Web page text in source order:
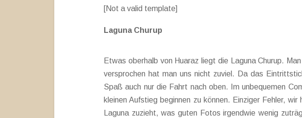
[Not a valid template]
Laguna Churup
Etwas oberhalb von Huaraz liegt die Laguna Churup.
versprochen hat man uns nicht zuviel. Da das
Spaß auch nur die Fahrt nach oben. Im unbequemen
kleinen Aufstieg beginnen zu können. Einziger Fehler,
Laguna zuzieht, was guten Fotos irgendwie wenig